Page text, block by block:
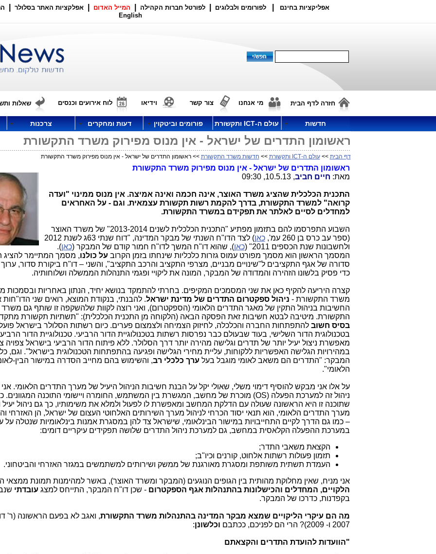
אפליקציות בחינם לפורומים ולבלוגים לפורטל חברות הקהילה המייל האדום אפלקציות האתר בסלולר
English
חזרה לדף הבית מי אנחנו צור קשר וידיאו לוח אירועים וכנסים שאלות
חדשות עולם ה-ICT ותקשורת פורומים וביטקוין דעות ומחקרים צרכנות
ראשומון התדרים של ישראל - אין מנוס מפירוק משרד התקשורת
דף הבית >>עולם ה-ICT ותקשורת >> חדשות משרד התקשורת >> ראשומון התדרים של ישראל - אין מנוס מפירוק משרד התקשורת
ראשומון התדרים של ישראל - אין מנוס מפירוק משרד התקשורת
מאת: חיים חביב, 10.5.13, 09:30
התכנית הכלכלית שהציג משרד האוצר, אינה חכמה ואינה אמיצה. אין מנוס ממינוי "ועדה
קרואה" למשרד התקשורת, בדרך להקמת רשות תקשורת עצמאית. וגם - על האחראים
למחדלים לסיים לאלתר את תפקידם במשרד התקשורת.
השבוע התפרסמו להם בתזמון מפתיע "התכנית הכלכלית לשנים 2013-2014" של משרד האוצר
(ספר עב כרס בן 260 עמ',
כאן
) לצד הדו"ח השנתי של מבקר המדינה, "דוח שנתי 63ג לשנת 2012
ולחשבונות שנת הכספים 2011" (
כאן), שהוא דו"ח המשך לדו"ח חמור קודם של המבקר (כאן).
המסמך הראשון הוא מסמך מפורט עמוס גזרות כלכליות שינחתו בזמן הקרוב על כולנו, מסמך המתיימר להציג
סדורה של אגף התקציבים ל"שינויים מבניים, מצרפי התקציב והרכב התקציב", והשני – דו"ח ביקורת סדור, ערוך
כדי פסיק בלשונו הזהירה והמדודה של המבקר, המונה את ליקויי ופגמי התנהלות הממשלה ושלוחותיה.
קצרה היריעה להקיף כאן את שני המסמכים המקיפים. בחרתי להתמקד בנושא יחיד, הנתון באחריות ובסמכות
משרד התקשורת - ניהול ספקטרום התדרים של מדינת ישראל. להבנתי, בנקודת המוצא, רואים שני
החשיבות בניהול התקין של מאגר התדרים הלאומי (הספקטרום), ואני רוצה לקוות שלהשקפה זו שותף גם משרד
התקשורת. מיטיבה לבטא חשיבות זאת הפסקה הבאה (הלקוחה מן התכנית הכלכלית): "תשתיות תקשורת
בסיס חשוב להתפתחות החברה והכלכלה, לחיזוק הצמיחה ולצמצום פערים. כיום רשתות הסלולר בישראל
בטכנולוגית הדור השלישי, בעוד שבעולם כבר נפרסות רשתות בטכנולוגיית הדור הרביעי. טכנולוגיית הדור
מאפשרת ניצול יעיל יותר של תדרים וגלישה מהירה יותר דרך הסלולר. ללא פיתוח הדור הרביעי בישראל צפויה
במהירויות הגלישה האפשריות ללקוחות, עליית מחירי הגלישה ופגיעה בהתפתחות הטכנולוגית בישראל". וגם,
המבקר: "התדרים הם משאב לאומי מוגבל בעל ערך כלכלי רב, והשימוש בהם מחייב הסדרה במישור הבין-
הלאומי".
על אלו אני מבקש להוסיף דימוי משלי, שאולי יקל על הבנת חשיבות הניהול היעיל של מערך התדרים הלאומי.
ניהול זה למערכת הפעלה (OS) מוכרת של מחשב, המגשרת בין המשתמש, החומרה ויישומי התוכנה המגוונים.
שתוכנה זו היא הראשונה שעולה עם הדלקת המחשב ומאפשרת לו לפעול ולמלא את משימותיו, כך גם ניהול יעיל
מערך התדרים הלאומי, הוא תנאי יסוד הכרחי לניהול מערך השירותים האלחוטי העצום של ישראל, הן האזרחי
– כמו גם הדרך לקיים התחייבויות במישור הבינלאומי, שישראל צד להן במסגרת אמנות בינלאומיות שנטלה על
במערכת ההפעלה הקלאסית במחשב, גם למערכת ניהול התדרים שלושה תפקידים עיקריים דומים:
הקצאת משאבי התדר;
תזמון פעולות רשתות אלחוט, קורנים וכיו"ב;
העמדת תשתית משותפת ומסגרת מאורגנת של ממשק ושירותים למשתמשים במגזר האזרחי והביטחוני.
אני מניח, שאין מחלוקת מהותית בין הגופים הנוגעים (המבקר ומשרד האוצר), באשר למהימנות תמונת ממצאי
הלקויים, המחדלים והכישלונות בהתנהלות אגף הספקטרום - שכן דו"ח המבקר, התייחס למצג עובדתי
בקפדנות, כדרכו של המבקר.
מה הם עיקרי הליקויים שמצא מבקר המדינה בהתנהלות משרד התקשורת, ואגב לא בפעם הראשונה (ר'
2007 ו- 2009)? הרי הם לפניכם, ככתבם
וכלשונן:
"הוועדות להועדת התדרים והקצאתם